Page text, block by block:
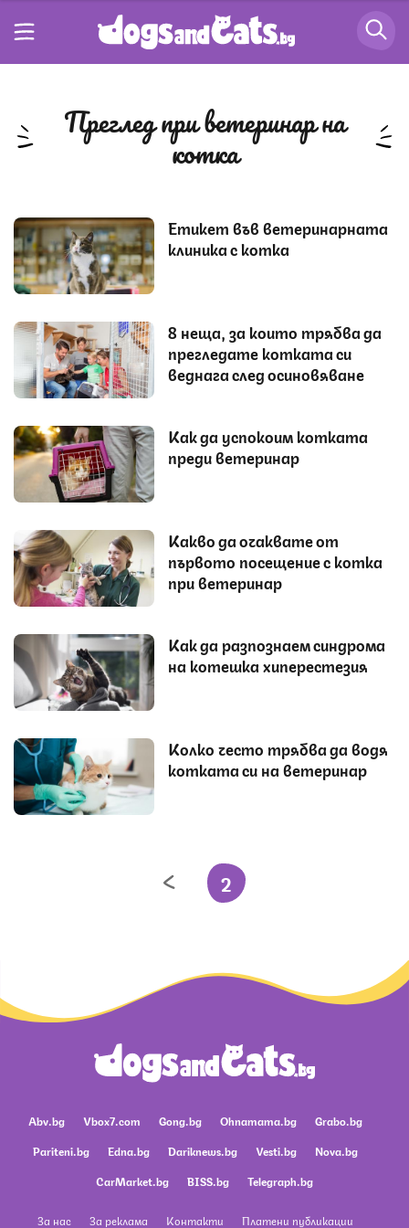
преглед при ветеринар на
котка
Етикет във ветеринарната
клиника с котка
8 неща, за които трябва да
прегледате котката си
веднага след осиновяване
Как да успокоим котката
преди ветеринар
Какво да очаквате от
първото посещение с котка
при ветеринар
Как да разпознаем синдрома
на котешка хиперестезия
Колко често трябва да водя
котката си на ветеринар
2
Abv.bg Vbox7.com Gong.bg Ohnamama.bg
Grabo.bg
Pariteni.bg
Edna.bg Dariknews.bg Vesti.bg
Nova.bg
CarMarket.bg
BISS.bg Telegraph.bg
За нас За реклама Контакти Платени публикации